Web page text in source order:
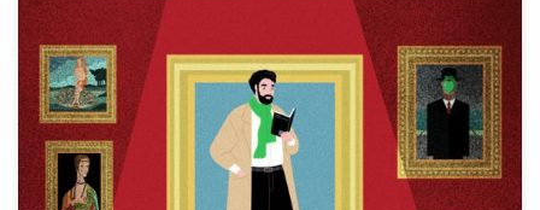
Ce court roman exploite jusqu’au bout une tendance de la vie réelle dans un
monde imaginaire : de plus en plus de lecteurs sont des femmes. Et s’il ne
restait qu’un seul homme ? Que deviendrait-il ? Sur un ton humoristique et
désinvolte, Daniel Fohr invente le destin de ce […]